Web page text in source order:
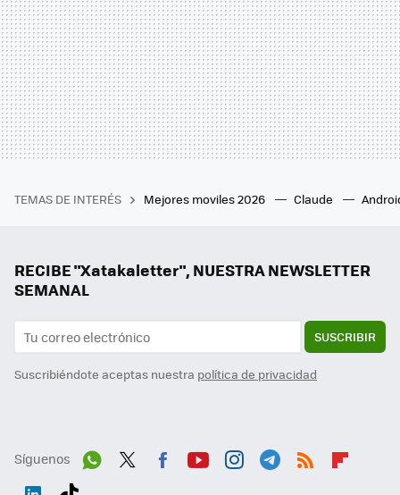
TEMAS DE INTERÉS Mejores moviles 2026 Claude
RECIBE "Xatakaletter", NUESTRA NEWSLETTER
SEMANAL
SUSCRIBIR
Suscribiéndote aceptas nuestra política de privacidad
Síguenos